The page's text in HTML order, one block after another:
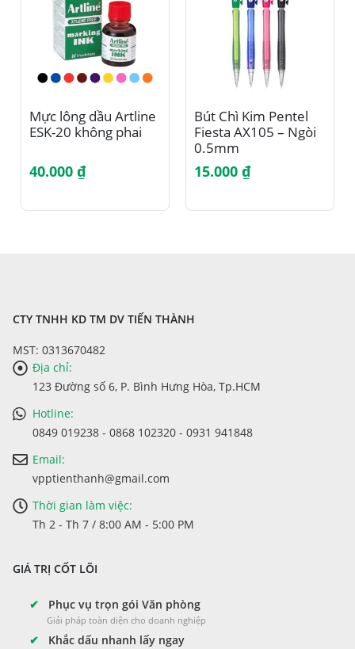
Mực lông dầu Artline
ESK-20 không phai
40.000 ₫
Bút Chì Kim Pentel
Fiesta AX105 – Ngòi
0.5mm
15.000 ₫
CTY TNHH KD TM DV TIẾN THÀNH
MST: 0313670482
Địa chỉ:
123 Đường số 6, P. Bình Hưng Hòa, Tp.HCM
Hotline:
0849 019238 - 0868 102320 - 0931 941848
Email:
vpptienthanh@gmail.com
Thời gian làm việc:
Th 2 - Th 7 / 8:00 AM - 5:00 PM
GIÁ TRỊ CỐT LÕI
✔ Phục vụ trọn gói Văn phòng
Giải pháp toàn diện cho doanh nghiệp
✔ Khắc dấu nhanh lấy ngay